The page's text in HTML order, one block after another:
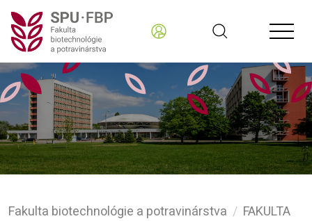
Fakulta biotechnológie a potravinárstva
FAKULTA